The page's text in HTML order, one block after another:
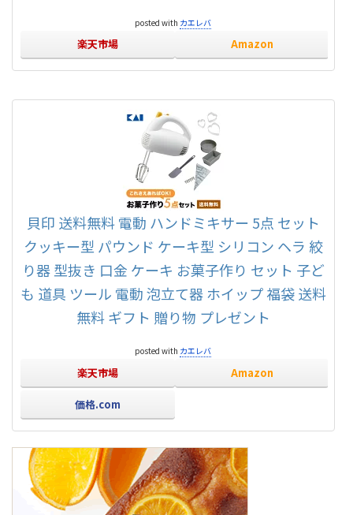
posted with カエレバ
楽天市場 Amazon
貝印 送料無料 電動 ハンドミキサー 5点 セット
クッキー型 パウンド ケーキ型 シリコン ヘラ 絞
り器 型抜き 口金 ケーキ お菓子作り セット 子ど
も 道具 ツール 電動 泡立て器 ホイップ 福袋 送料
無料 ギフト 贈り物 プレゼント
posted with カエレバ
楽天市場 Amazon
価格.com